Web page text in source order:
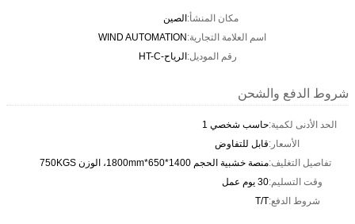
مكان المنشأ:الصين
اسم العلامة التجارية:WIND AUTOMATION
رقم الموديل:الرياح-HT-C
شروط الدفع والشحن
الحد الأدنى لكمية:حاسب شخصي 1
الأسعار:قابل للتفاوض
تفاصيل التغليف:منصة خشبية الحجم 1400*650*1800mm، الوزن 750KGS
وقت التسليم:30 يوم عمل
شروط الدفع:T/T